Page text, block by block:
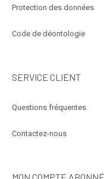
Protection des données
Code de déontologie
SERVICE CLIENT
Questions fréquentes
Contactez-nous